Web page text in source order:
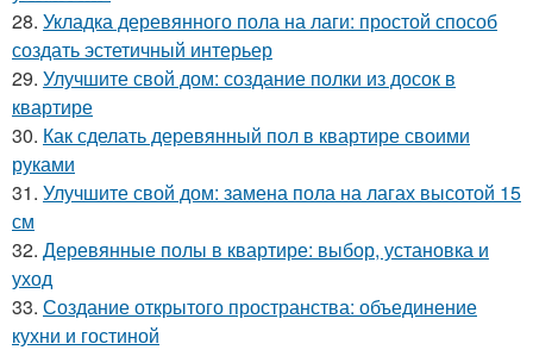
28. Укладка деревянного пола на лаги: простой способ
создать эстетичный интерьер
29. Улучшите свой дом: создание полки из досок в
квартире
30. Как сделать деревянный пол в квартире своими
руками
31. Улучшите свой дом: замена пола на лагах высотой 15
см
32. Деревянные полы в квартире: выбор, установка и
уход
33. Создание открытого пространства: объединение
кухни и гостиной